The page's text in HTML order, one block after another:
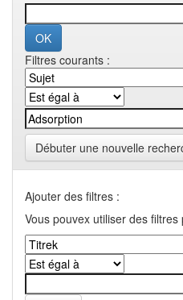
Filtres courants :
Débuter une nouvelle
Ajouter des filtres :
Vous pouvex utiliser des